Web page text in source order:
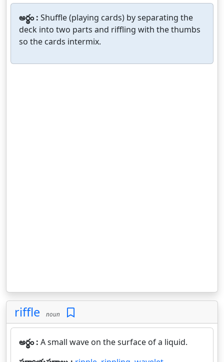
అర్థం : Shuffle (playing cards) by separating the
deck into two parts and riffling with the thumbs
so the cards intermix.
riffle noun
అర్థం : A small wave on the surface of a liquid.